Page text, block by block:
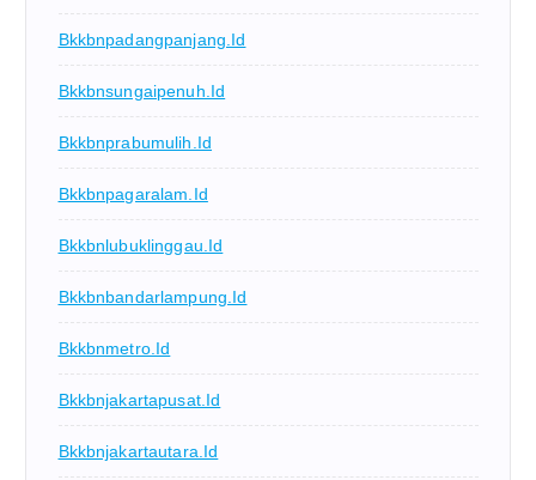
Bkkbnpadangpanjang.id
Bkkbnsungaipenuh.id
Bkkbnprabumulih.id
Bkkbnpagaralam.id
Bkkbnlubuklinggau.id
Bkkbnbandarlampung.id
Bkkbnmetro.id
Bkkbnjakartapusat.id
Bkkbnjakartautara.id